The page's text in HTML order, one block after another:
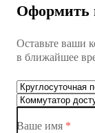
Оформить
Оставьте ваши
в ближайшее
Ваше имя *